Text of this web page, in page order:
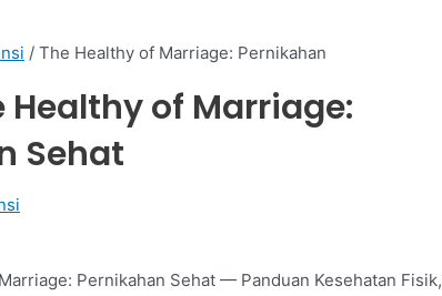
/ The Healthy of Marriage: Pernikahan
Healthy of Marriage:
Sehat
Pernikahan Sehat — Panduan Kesehatan